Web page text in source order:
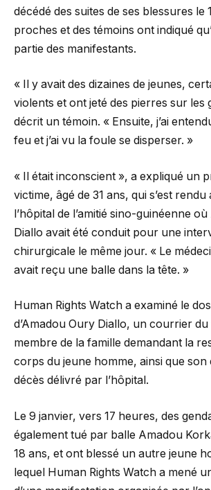
décédé des suites de ses blessures le
proches et des témoins ont indiqué
partie des manifestants.
« Il y avait des dizaines de jeunes,
violents et ont jeté des pierres sur les
décrit un témoin. « Ensuite, j’ai
feu et j’ai vu la foule se disperser. »
« Il était inconscient », a expliqué un
victime, âgé de 31 ans, qui s’est
l’hôpital de l’amitié sino-guinéenne
Diallo avait été conduit pour une
chirurgicale le même jour. « Le
avait reçu une balle dans la tête. »
Human Rights Watch a examiné le
d’Amadou Oury Diallo, un courrier du
membre de la famille demandant la
corps du jeune homme, ainsi que son
décès délivré par l’hôpital.
Le 9 janvier, vers 17 heures, des
également tué par balle Amadou
18 ans, et ont blessé un autre jeune
lequel Human Rights Watch a mené